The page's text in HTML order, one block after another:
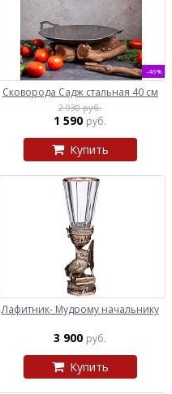
-46%
Сковорода Садж стальная 40 см
2 930 руб.
1 590 руб.
Купить
Лафитник- Мудрому начальнику
3 900 руб.
Купить